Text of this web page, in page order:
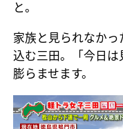
と。
家族と見られなか
込む三田。「今日
膨らませます。